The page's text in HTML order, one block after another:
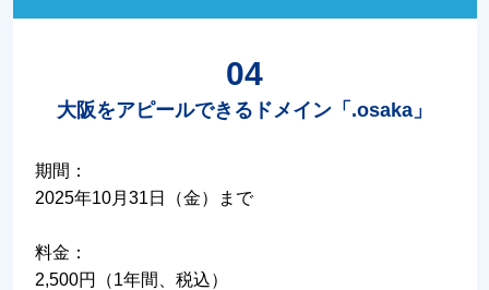
04
大阪をアピールできるドメイン「.osaka」
期間：
2025年10月31日（金）まで
料金：
2,500円（1年間、税込）